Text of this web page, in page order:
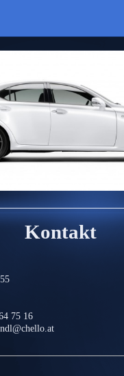
Kontakt
75 16